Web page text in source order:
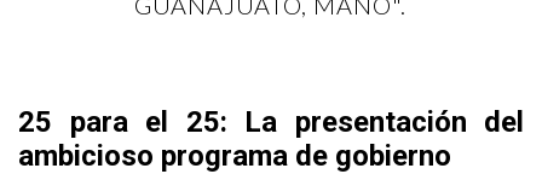
25 para el 25: La presentación del
ambicioso programa de gobierno